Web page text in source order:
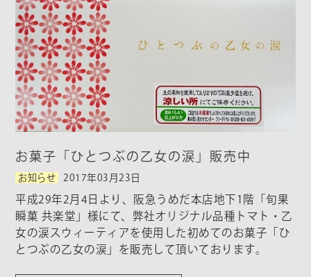
お菓子「ひとつぶの乙女の涙」販売中
お知らせ 2017年03月23日
平成29年2月4日より、阪急うめだ本店地下1階「旬果
瞬菓 共楽堂」様にて、弊社オリジナル品種トマト・乙
女の涙スウィーティアを使用した初めてのお菓子「ひ
とつぶの乙女の涙」を販売して頂いております。